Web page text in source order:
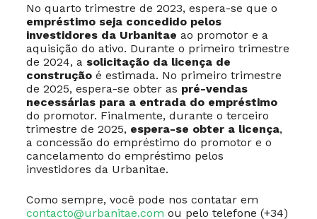
No quarto trimestre de 2023, espera-se que o
empréstimo seja concedido pelos
investidores da Urbanitae ao promotor e a
aquisição do ativo. Durante o primeiro trimestre
de 2024, a solicitação da licença de
construçãoé estimada. No primeiro trimestre
de 2025, espera-se obter as pré-vendas
necessárias para a entrada do empréstimo
do promotor. Finalmente, durante o terceiro
trimestre de 2025, espera-se obter a licença,
a concessão do empréstimo do promotor e o
cancelamento do empréstimo pelos
investidores da Urbanitae.
Como sempre, você pode nos contatar em
contacto@urbanitae.com ou pelo telefone (+34)